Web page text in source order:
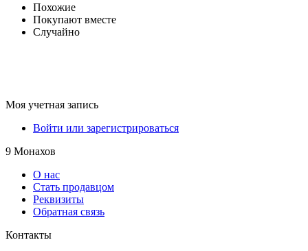
Похожие
Покупают вместе
Случайно
Моя учетная запись
Войти или зарегистрироваться
9 Монахов
О нас
Стать продавцом
Реквизиты
Обратная связь
Контакты